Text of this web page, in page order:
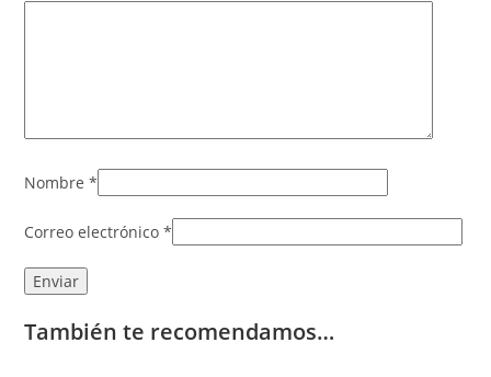
Nombre*
Correo electrónico*
También te recomendamos…